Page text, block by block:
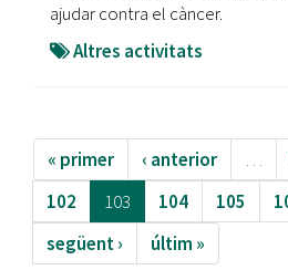
ajudar contra el càncer.
Altres activitats
« primer ‹ anterior …
102
103 104 105
següent ›
últim »